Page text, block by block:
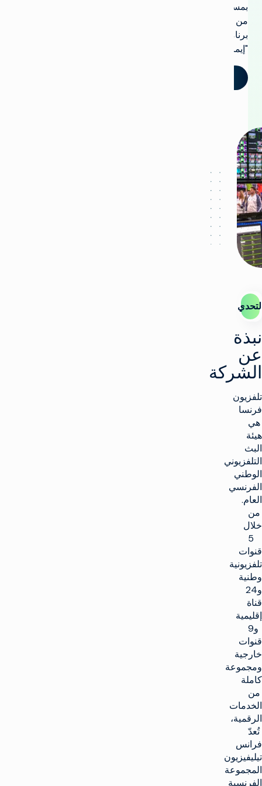
بمساعدة
من
برنامج
"إيماجين".
نبذة
عن
الشركة
تلفزيون
فرنسا
هي
هيئة
البث
التلفزيوني
الوطني
الفرنسي
العام.
من
خلال
5
قنوات
تلفزيونية
وطنية
و24
قناة
إقليمية
و9
قنوات
خارجية
ومجموعة
كاملة
من
الخدمات
الرقمية،
تُعدّ
فرانس
تيليفيزيون
المجموعة
الفرنسية